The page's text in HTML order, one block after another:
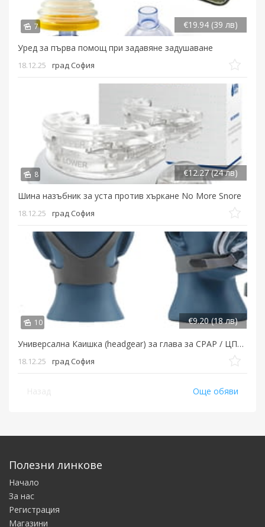
7
Уред за първа помощ при задавяне задушаване
€19.94 (39 лв)
18.12.25 град София
8
Шина назъбник за уста против хъркане No More Snore
€12.27 (24 лв)
18.12.25 град София
10
Универсална Каишка (headgear) за глава за CPAP / ЦПАП маска
€9.20 (18 лв)
18.12.25 град София
Още обяви
Полезни линкове
Начало
За нас
Регистрация
Магазини